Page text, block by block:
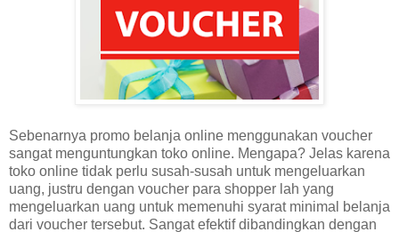
Sebenarnya promo belanja online menggunakan voucher
sangat menguntungkan toko online. Mengapa? Jelas karena
toko online tidak perlu susah-susah untuk mengeluarkan
uang, justru dengan voucher para shopper lah yang
mengeluarkan uang untuk memenuhi syarat minimal belanja
dari voucher tersebut. Sangat efektif dibandingkan dengan